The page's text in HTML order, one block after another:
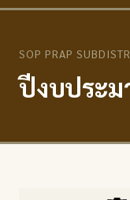
SOP PRAP
ปีงบประ